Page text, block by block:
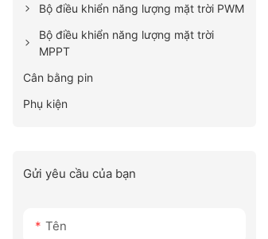
Bộ điều khiển năng lượng mặt trời PWM
Bộ điều khiển năng lượng mặt trời
MPPT
Cân bằng pin
Phụ kiện
Gửi yêu cầu của bạn
Tên